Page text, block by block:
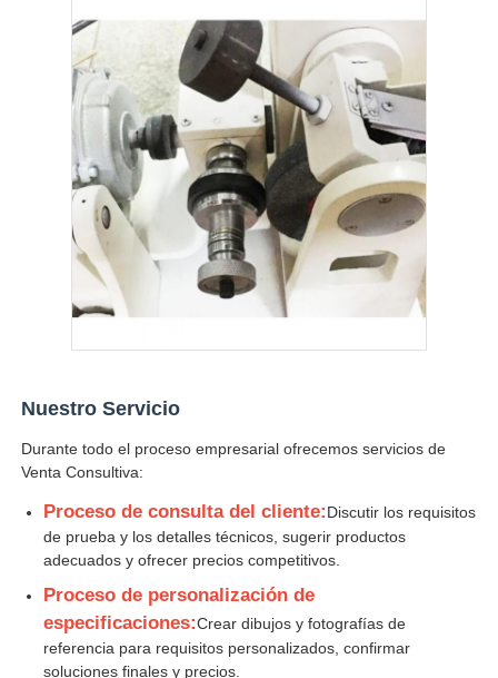
Nuestro Servicio
Durante todo el proceso empresarial ofrecemos servicios de
Venta Consultiva:
Proceso de consulta del cliente:Discutir los requisitos
de prueba y los detalles técnicos, sugerir productos
adecuados y ofrecer precios competitivos.
Proceso de personalización de
especificaciones:Crear dibujos y fotografías de
referencia para requisitos personalizados, confirmar
soluciones finales y precios.